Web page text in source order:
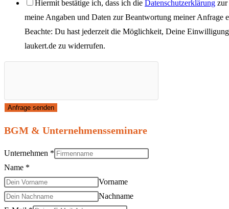
Hiermit bestätige ich, dass ich die Datenschutzerklärung zur
meine Angaben und Daten zur Beantwortung meiner Anfrage
Beachte: Du hast jederzeit die Möglichkeit, Deine
laukert.de zu widerrufen.
Anfrage senden
BGM & Unternehmensseminare
Unternehmen *
Name *
Vorname
Nachname